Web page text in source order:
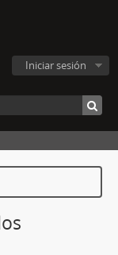
Iniciar sesión